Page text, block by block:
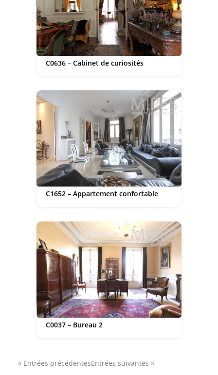
C0636 – Cabinet de curiosités
C1652 – Appartement confortable
C0037 – Bureau 2
« Entrées précédentesEntrées suivantes »